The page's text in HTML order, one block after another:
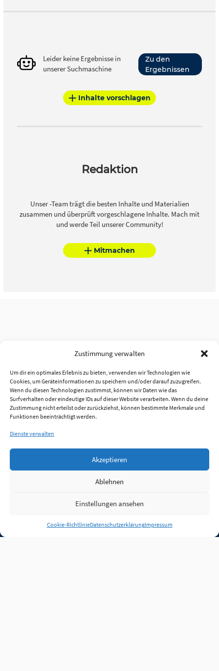
Zustimmung verwalten
Um dir ein optimales Erlebnis zu bieten, verwenden wir Technologien wie
Cookies, um Geräteinformationen zu speichern und/oder darauf zuzugreifen.
Wenn du diesen Technologien zustimmst, können wir Daten wie das
Surfverhalten oder eindeutige IDs auf dieser Website verarbeiten. Wenn du deine
Zustimmung nicht erteilst oder zurückziehst, können bestimmte Merkmale und
Funktionen beeinträchtigt werden.
Dienste verwalten
Akzeptieren
Ablehnen
Einstellungen ansehen
Cookie-RichtlinieDatenschutzerklärungImpressum
Leider keine Ergebnisse in
unserer Suchmaschine
Zu den
Ergebnissen
Inhalte vorschlagen
Redaktion
Unser -Team trägt die besten Inhalte und Materialien
zusammen und überprüft vorgeschlagene Inhalte. Mach mit
und werde Teil unserer Community!
Mitmachen
Anmelden
Jobs Partner FAQ Quellen